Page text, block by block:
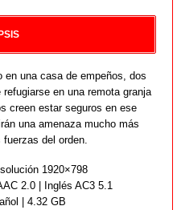
en una casa de empeños, dos
en una remota granja
creen estar seguros en ese
una amenaza mucho más
del orden.
1920×798
2.0 | Inglés AC3 5.1
| 4.32 GB